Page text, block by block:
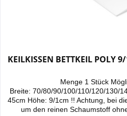
KEILKISSEN BETTKEIL POLY
Menge 1 Stück
Breite: 70/80/90/100/110/120/130/
45cm Höhe: 9/1cm !! Achtung, bei
um den reinen Schaumstoff